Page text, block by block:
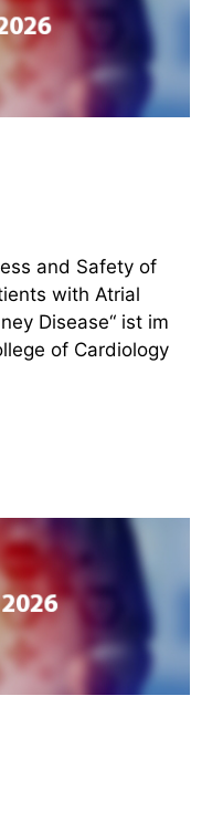
and Safety of
with Atrial
Disease“ ist im
of Cardiology